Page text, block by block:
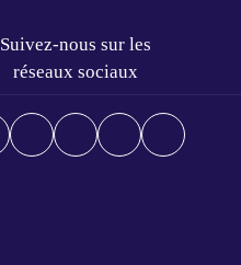
Suivez-nous sur les
réseaux sociaux